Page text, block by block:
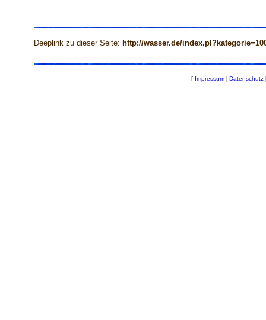
Deeplink zu dieser Seite: http://wasser.de/
[ Impressum | Datenschutz